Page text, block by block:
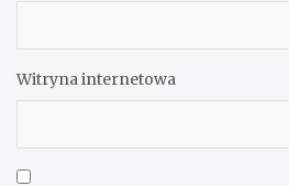
Witryna internetowa